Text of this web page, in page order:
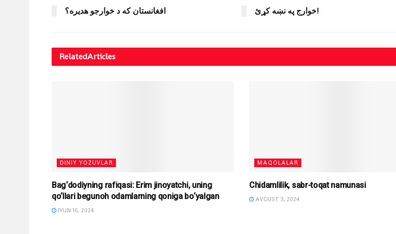
افغانستان که د خوارجو هدیره؟ خوارج په نښه کړئ!
RelatedArticles
DINIY YOZUVLAR
qo‘llari begunoh odamlarning qoniga bo‘yalgan
IYUN 16, 2024
MAQOLALAR
Chidamlilik, sabr-toqat namunasi
AVGUST 3, 2024